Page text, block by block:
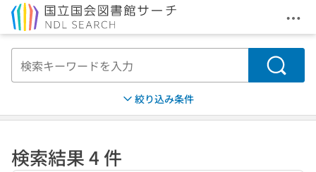
メ
検索
絞り込み条件
検索結果 4 件